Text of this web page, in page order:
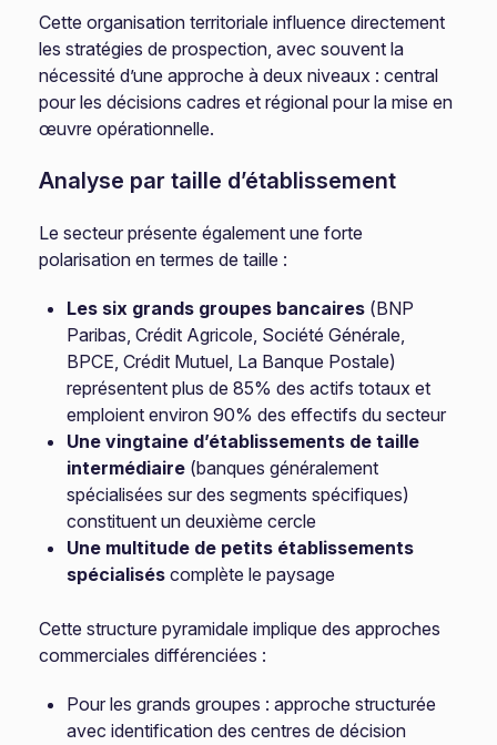
Cette organisation territoriale influence directement
les stratégies de prospection, avec souvent la
nécessité d’une approche à deux niveaux : central
pour les décisions cadres et régional pour la mise en
œuvre opérationnelle.
Analyse par taille d’établissement
Le secteur présente également une forte
polarisation en termes de taille :
Les six grands groupes bancaires (BNP
Paribas, Crédit Agricole, Société Générale,
BPCE, Crédit Mutuel, La Banque Postale)
représentent plus de 85% des actifs totaux et
emploient environ 90% des effectifs du secteur
Une vingtaine d’établissements de taille
intermédiaire (banques généralement
spécialisées sur des segments spécifiques)
constituent un deuxième cercle
Une multitude de petits établissements
spécialisés complète le paysage
Cette structure pyramidale implique des approches
commerciales différenciées :
Pour les grands groupes : approche structurée
avec identification des centres de décision